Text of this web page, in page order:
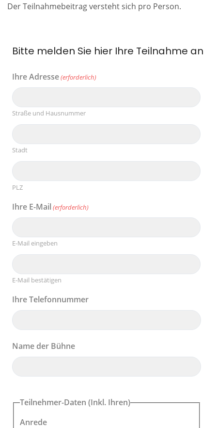
Der Teilnahmebeitrag versteht sich pro Person.
Bitte melden Sie hier Ihre Teilnahme an
Ihre Adresse(erforderlich)
Straße und Hausnummer
Stadt
PLZ
Ihre E-Mail (erforderlich)
E-Mail eingeben
E-Mail bestätigen
Ihre Telefonnummer
Name der Bühne
Teilnehmer-Daten (Inkl. Ihren)
Anrede